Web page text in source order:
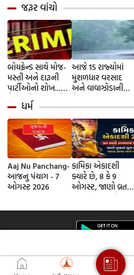
જરૂર વાંચો
બોયફ્રેન્ડ સાથે મોજ-
મસ્તી અને દારૂની
પાર્ટીઓનો શોખ...
પૈસા માટે ભત્રીજીએ
પાર કરી હેવાનિયતની
હદ
આજે 15 રાજ્યોમાં
મુશળધાર વરસાદ
અને વાવાઝોડાની
આવી છે. તમારા
વિસ્તારમાં હવામાન
કેવું રહેશે? નવીનતમ
IMD અપડેટ વાંચો
ધર્મ
Aaj Nu Panchang-
આજનુ પંચાગ - 7
ઓગસ્ટ 2026
કામિકા એકાદશી
ક્યારે છે, 8 કે 9
ઓગસ્ટ, જાણો વ્રતની
ભગવાન વિષ્ણુની
પૂજાનું શુભ મુહૂર્ત